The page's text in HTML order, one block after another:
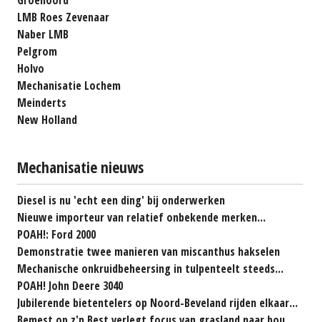
LMB Roes Zevenaar
Naber LMB
Pelgrom
Holvo
Mechanisatie Lochem
Meinderts
New Holland
Mechanisatie nieuws
Diesel is nu 'echt een ding' bij onderwerken
Nieuwe importeur van relatief onbekende merken...
POAH!: Ford 2000
Demonstratie twee manieren van miscanthus hakselen
Mechanische onkruidbeheersing in tulpenteelt steeds...
POAH! John Deere 3040
Jubilerende bietentelers op Noord-Beveland rijden elkaar...